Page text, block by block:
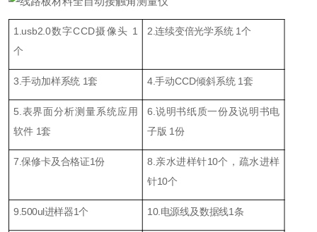
1.usb2.0数字CCD摄像头 1
个
2.连续变倍光学系统 1个
3.手动加样系统 1套 4.手动CCD倾斜系统 1套
5. 表界面分析测量系统应用
软件 1套
6.说明书纸质一份及说明书电
子版 1份
7.保修卡及合格证1份 8. 亲水进样针10个，疏水进样
针10个
9.500ul进样器1个 10. 电源线及数据线1条